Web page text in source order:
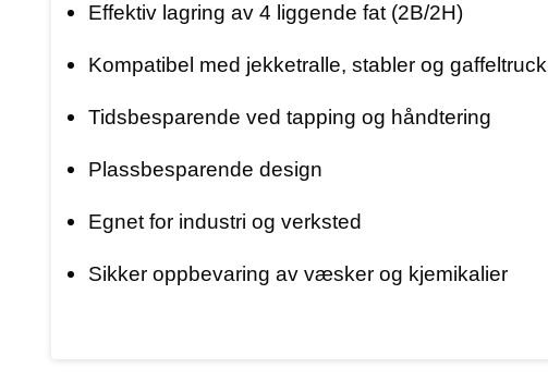
Effektiv lagring av 4 liggende fat (2B/2H)
Kompatibel med jekketralle, stabler og gaffeltruck
Tidsbesparende ved tapping og håndtering
Plassbesparende design
Egnet for industri og verksted
Sikker oppbevaring av væsker og kjemikalier